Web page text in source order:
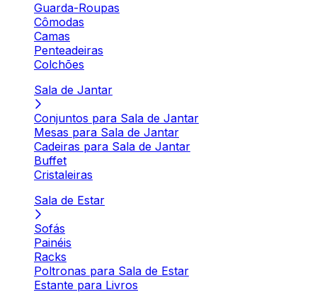
Guarda-Roupas
Cômodas
Camas
Penteadeiras
Colchões
Sala de Jantar
Conjuntos para Sala de Jantar
Mesas para Sala de Jantar
Cadeiras para Sala de Jantar
Buffet
Cristaleiras
Sala de Estar
Sofás
Painéis
Racks
Poltronas para Sala de Estar
Estante para Livros